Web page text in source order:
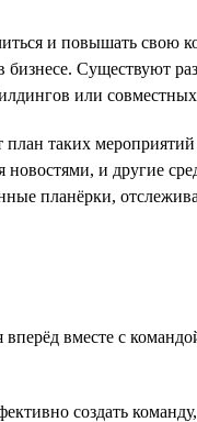
и повышать свою
Существуют
или
план таких
и другие
планёрки,
вместе с
создать